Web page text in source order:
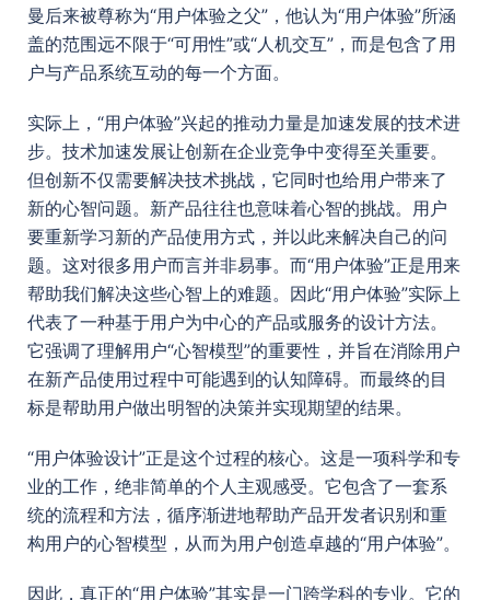
曼后来被尊称为“用户体验之父”，他认为“用户体验”所涵
盖的范围远不限于“可用性”或“人机交互”，而是包含了用
户与产品系统互动的每一个方面。
实际上，“用户体验”兴起的推动力量是加速发展的技术进
步。技术加速发展让创新在企业竞争中变得至关重要。
但创新不仅需要解决技术挑战，它同时也给用户带来了
新的心智问题。新产品往往也意味着心智的挑战。用户
要重新学习新的产品使用方式，并以此来解决自己的问
题。这对很多用户而言并非易事。而“用户体验”正是用来
帮助我们解决这些心智上的难题。因此“用户体验”实际上
代表了一种基于用户为中心的产品或服务的设计方法。
它强调了理解用户“心智模型”的重要性，并旨在消除用户
在新产品使用过程中可能遇到的认知障碍。而最终的目
标是帮助用户做出明智的决策并实现期望的结果。
“用户体验设计”正是这个过程的核心。这是一项科学和专
业的工作，绝非简单的个人主观感受。它包含了一套系
统的流程和方法，循序渐进地帮助产品开发者识别和重
构用户的心智模型，从而为用户创造卓越的“用户体验”。
因此，真正的“用户体验”其实是一门跨学科的专业。它的